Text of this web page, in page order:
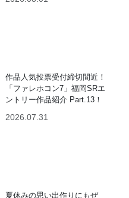
作品人気投票受付締切間近！
「ファレホコン7」福岡SRエ
ントリー作品紹介 Part.13！
2026.07.31
夏休みの思い出作りにもぜ